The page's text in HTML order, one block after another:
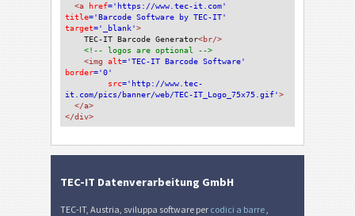
<a href='https://www.tec-it.com'
title='Barcode Software by TEC-IT'
target='_blank'>
TEC-IT Barcode Generator<br/>
<!-- logos are optional -->
<img alt='TEC-IT Barcode Software'
border='0'
src='http://www.tec-
it.com/pics/banner/web/TEC-IT_Logo_75x75.gif'>
</a>
</div>
TEC-IT Datenverarbeitung GmbH
TEC-IT, Austria, sviluppa software per codici a barre